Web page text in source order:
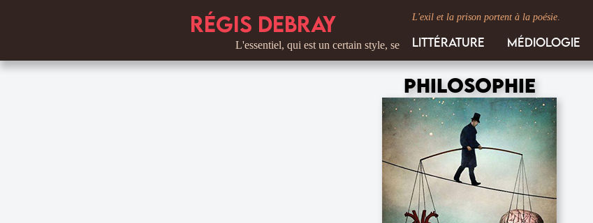
Régis Debray L'exil et la prison portent à la poésie.
Littérature Médiologie
L'essentiel, qui est un certain style, se niche dans les détails. C'est le ton de
Philosophie